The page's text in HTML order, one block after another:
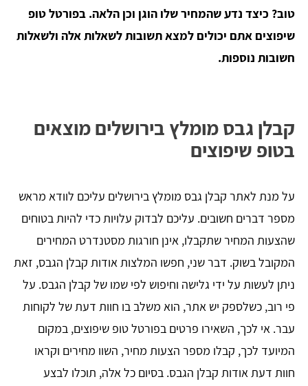
טוב? כיצד נדע שהמחיר שלו הוגן וכן הלאה. בפורטל טופ
שיפוצים אתם יכולים למצא תשובות לשאלות אלה ולשאלות
חשובות נוספות.
קבלן גבס מומלץ בירושלים מוצאים
בטופ שיפוצים
על מנת לאתר קבלן גבס מומלץ בירושלים עליכם לוודא מראש
מספר דברים חשובים. עליכם לבדוק עלויות כדי להיות בטוחים
שהצעות המחיר שתקבלו, אינן חורגות מסטנדרט המחירים
המקובל בשוק. דבר שני, חפשו המלצות אודות קבלן הגבס, זאת
ניתן לעשות על ידי גלישה וחיפוש לפי שמו של קבלן הגבס. על
פי רוב, כשלספק יש אתר, הוא משלב בו חוות דעת של לקוחות
עבר. אי לכך, השאירו פרטים בפורטל טופ שיפוצים, במקום
המיועד לכך, קבלו מספר הצעות מחיר, השוו מחירים וקראו
חוות דעת אודות קבלן הגבס. בסיום כל אלה, תוכלו לבצע